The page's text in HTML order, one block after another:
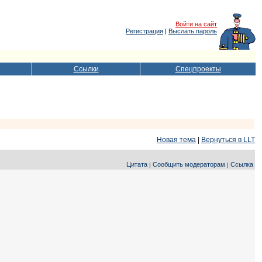
Войти на сайт
Регистрация | Выслать пароль
Ссылки Спецпроекты
Новая тема
Вернуться в LLT
Цитата | Сообщить модераторам | Ссылка